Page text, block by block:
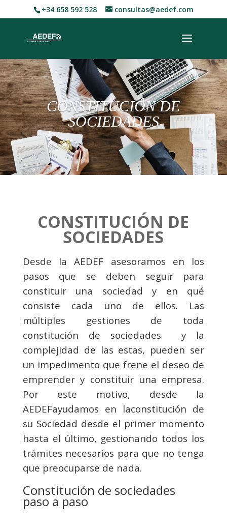
+34 658 592 528 consultas@aedef.com
CONSTITUCIÓN DE
SOCIEDADES
CONSTITUCIÓN DE
SOCIEDADES
Desde la AEDEF asesoramos en los
pasos que se deben seguir para
constituir una sociedad y en qué
consiste cada uno de ellos. Las
múltiples gestiones de toda
constitución de sociedades y la
complejidad de las estas, pueden ser
un impedimento que frene el deseo de
emprender y constituir una empresa.
Por este motivo, desde la
AEDEFayudamos en laconstitución de
su Sociedad desde el primer momento
hasta el último, gestionando todos los
trámites necesarios para que no tenga
que preocuparse de nada.
Constitución de sociedades
paso a paso